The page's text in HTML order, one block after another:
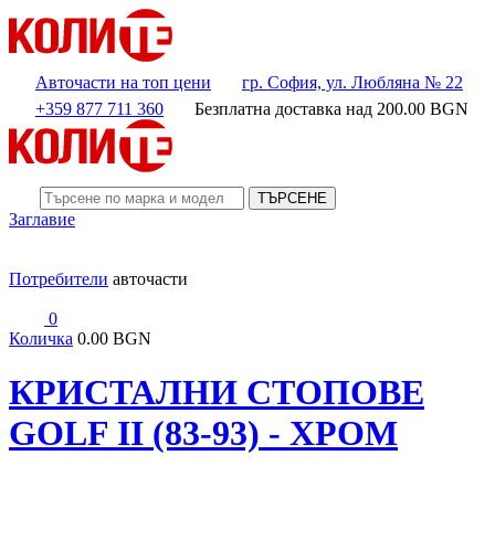
Авточасти на топ цени
гр. София, ул. Любляна № 22
+359 877 711 360
Безплатна доставка над 200.00 BGN
ТЪРСЕНЕ
Заглавие
Потребители авточасти
0
Количка 0.00 BGN
КРИСТАЛНИ СТОПОВЕ
GOLF II (83-93) - ХРОМ